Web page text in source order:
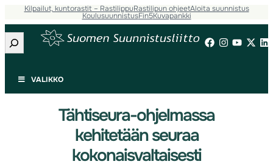
Kilpailut, kuntorastit – RastilippuRastilipun ohjeetAloita suunnistus
KoulusuunnistusFin5Kuvapankki
Etsi
VALIKKO
Tähtiseura-ohjelmassa
kehitetään seuraa
kokonaisvaltaisesti